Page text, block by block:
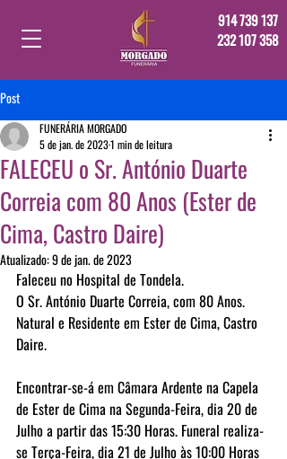
914 739 137
232 107 358
Post
FALECEU o Sr. António Duarte
Correia com 80 Anos (Ester de
Cima, Castro Daire)
FUNERÁRIA MORGADO
5 de jan. de 20231 min de leitura
Atualizado:9 de jan. de 2023
Faleceu no Hospital de Tondela.
O Sr. António Duarte Correia, com 80 Anos.
Natural e Residente em Ester de Cima, Castro
Daire.
Encontrar-se-á em Câmara Ardente na Capela
de Ester de Cima na Segunda-Feira, dia 20 de
Julho a partir das 15:30 Horas. Funeral realiza-
se Terça-Feira, dia 21 de Julho às 10:00 Horas